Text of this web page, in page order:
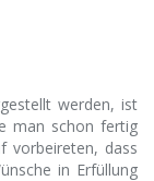
werden, ist
man schon fertig
vorbeireten, dass
in Erfüllung